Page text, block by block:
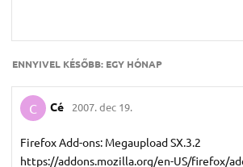
ENNYIVEL KÉSŐBB: EGY HÓNAP
C Cé 2007. dec 19.
Firefox Add-ons: Megaupload SX.3.2
https://addons.mozilla.org/en-US/firefox/